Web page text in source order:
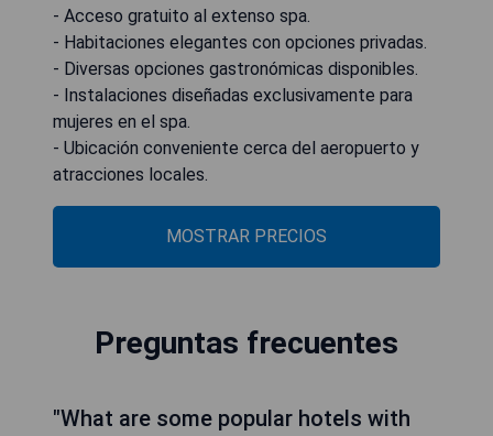
- Acceso gratuito al extenso spa.
- Habitaciones elegantes con opciones privadas.
- Diversas opciones gastronómicas disponibles.
- Instalaciones diseñadas exclusivamente para
mujeres en el spa.
- Ubicación conveniente cerca del aeropuerto y
atracciones locales.
MOSTRAR PRECIOS
Preguntas frecuentes
"What are some popular hotels with